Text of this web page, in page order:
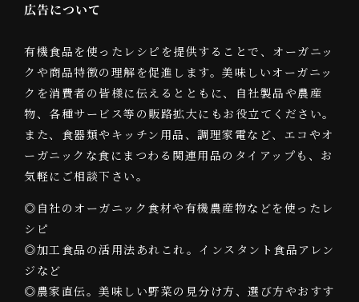
広告について
有機食品を使ったレシピを提供することで、オーガニッ
クや商品特徴の理解を促進します。美味しいオーガニッ
クを消費者の皆様に伝えるとともに、自社製品や農産
物、各種サービス等の販路拡大にもお役立てください。
また、食器類やキッチン用品、調理家電など、エコやオ
ーガニックな食にまつわる関連用品のタイアップも、お
気軽にご相談下さい。
◎自社のオーガニック食材や有機農産物などを使ったレ
シピ
◎加工食品の活用法あれこれ。インスタント食品アレン
ジなど
◎農家直伝。美味しい野菜の見分け方、選び方やおすす